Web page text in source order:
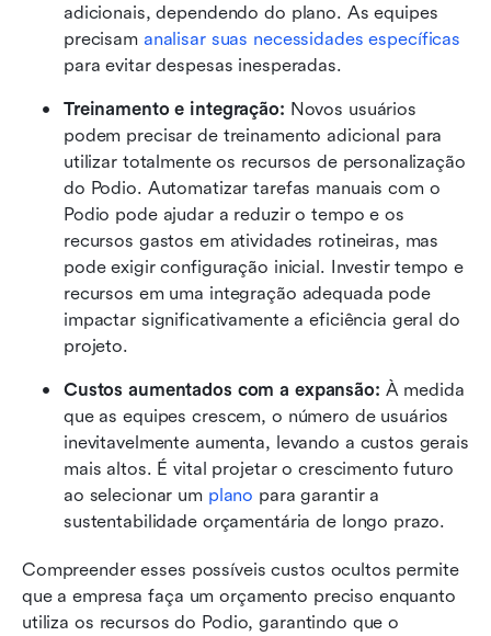
adicionais, dependendo do plano. As equipes
precisam analisar suas necessidades específicas
para evitar despesas inesperadas.
Treinamento e integração: Novos usuários
podem precisar de treinamento adicional para
utilizar totalmente os recursos de personalização
do Podio. Automatizar tarefas manuais com o
Podio pode ajudar a reduzir o tempo e os
recursos gastos em atividades rotineiras, mas
pode exigir configuração inicial. Investir tempo e
recursos em uma integração adequada pode
impactar significativamente a eficiência geral do
projeto.
Custos aumentados com a expansão: À medida
que as equipes crescem, o número de usuários
inevitavelmente aumenta, levando a custos gerais
mais altos. É vital projetar o crescimento futuro
ao selecionar um plano para garantir a
sustentabilidade orçamentária de longo prazo.
Compreender esses possíveis custos ocultos permite
que a empresa faça um orçamento preciso enquanto
utiliza os recursos do Podio, garantindo que o